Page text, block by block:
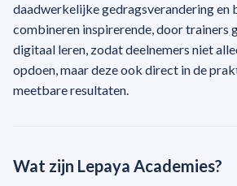
daadwerkelijke gedragsverandering en
combineren inspirerende, door trainers
digitaal leren, zodat deelnemers niet
opdoen, maar deze ook direct in de
meetbare resultaten.
Wat zijn Lepaya Academies?